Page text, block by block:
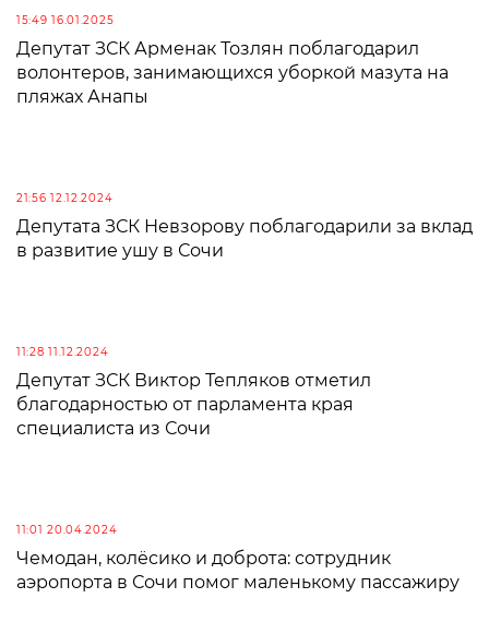
15:49 16.01.2025
Депутат ЗСК Арменак Тозлян поблагодарил
волонтеров, занимающихся уборкой мазута на
пляжах Анапы
21:56 12.12.2024
Депутата ЗСК Невзорову поблагодарили за вклад
в развитие ушу в Сочи
11:28 11.12.2024
Депутат ЗСК Виктор Тепляков отметил
благодарностью от парламента края
специалиста из Сочи
11:01 20.04.2024
Чемодан, колёсико и доброта: сотрудник
аэропорта в Сочи помог маленькому пассажиру